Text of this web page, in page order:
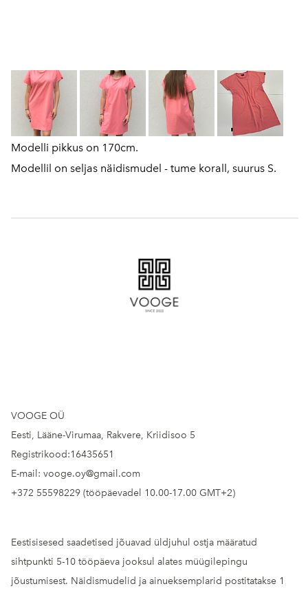
Modelli pikkus on 170cm.
Modellil on seljas näidismudel - tume korall, suurus S.
VOOGE OÜ
Eesti, Lääne-Virumaa, Rakvere, Kriidisoo 5
Registrikood:16435651
E-mail: vooge.oy@gmail.com
+372 55598229 (tööpäevadel 10.00-17.00 GMT+2)
Eestisisesed saadetised jõuavad üldjuhul ostja määratud
sihtpunkti 5-10 tööpäeva jooksul alates müügilepingu
jõustumisest. Näidismudelid ja ainueksemplarid postitatakse 1